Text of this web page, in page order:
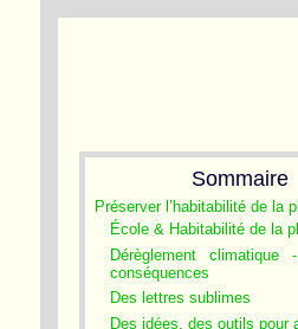
Sommaire
Préserver l’habitabilité de la
École & Habitabilité de la
Dérèglement
conséquences
Des lettres sublimes
Des idées, des outils pour